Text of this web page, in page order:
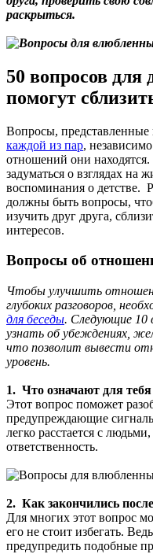
раскрыться.
50 вопросов для
помогут
Вопросы, представленные
каждой из пар,
отношений они находятся.
задуматься о взглядах на
воспоминания о детстве.
должны быть вопросы,
изучить друг друга,
интересов.
Вопросы об
Чтобы улучшить
глубоких разговоров,
для беседы. Следующие 10
узнать об убеждениях,
что позволит вывести
уровень.
1. Что означают для
Этот вопрос поможет
предупреждающие
легко расстается с
ответственность.
2. Как закончились
Для многих этот вопрос
его не стоит избегать.
предупредить подобные